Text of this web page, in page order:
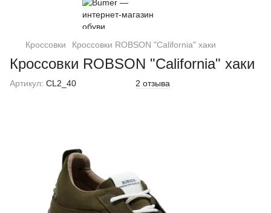
Кроссовки Кроссовки ROBSON "California" хаки
Кроссовки ROBSON "California" хаки
Артикул: CL2_40 2 отзыва